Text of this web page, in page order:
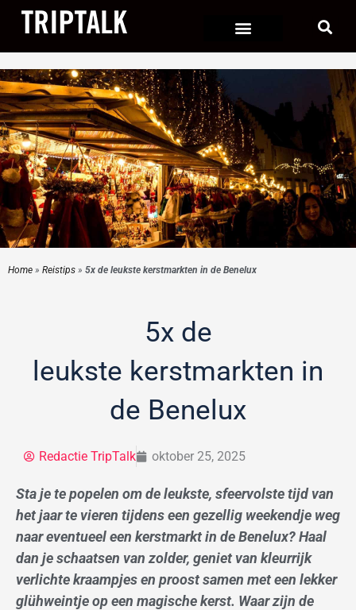
de
inhoud
Home » Reistips » 5x de leukste kerstmarkten in de Benelux
5x de
leukste kerstmarkten in
de Benelux
Redactie TripTalk oktober 25, 2025
Sta je te popelen om de leukste, sfeervolste tijd van
het jaar te vieren tijdens een gezellig weekendje weg
naar eventueel een kerstmarkt in de Benelux? Haal
dan je schaatsen van zolder, geniet van kleurrijk
verlichte kraampjes en proost samen met een lekker
glühweintje op een magische kerst. Waar zijn de